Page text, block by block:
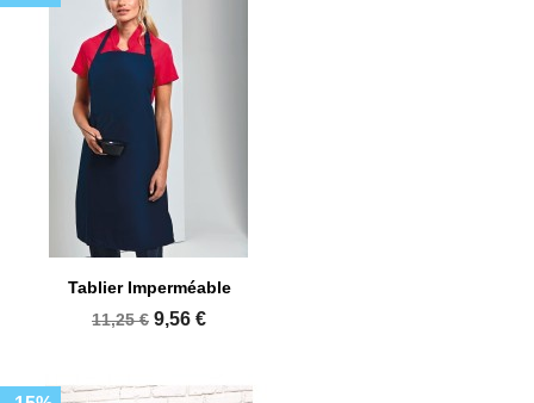
Tablier Imperméable
11,25 € 9,56 €